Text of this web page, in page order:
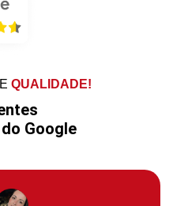
QUALIDADE!
Google